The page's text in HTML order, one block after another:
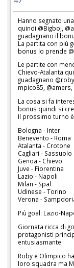
Hanno segnato
quindi @Bigboj,
guadagnano il
La partita con più
bonus lo prende
Le partite con
Chievo-Atalanta
guadagnano
mpico85,
La cosa si fa
bonus quindi si
Il prossimo turno
Bologna - Inter
Benevento - Roma
Atalanta - Crotone
Cagliari - Sassuolo
Genoa - Chievo
Juve - Fiorentina
Lazio - Napoli
Milan - Spal
Udinese - Torino
Verona -
Più goal: Lazio-
Giornata ricca di
protagonisti
entusiasmante.
Roby e Olimpico
loro squadra ma